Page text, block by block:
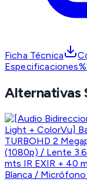
Ficha Técnica
Alternativas